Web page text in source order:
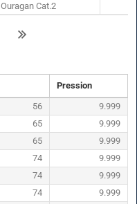
Ouragan Cat.2
Pression
56
9.999
65
9.999
65
9.999
74
9.999
74
9.999
74
9.999